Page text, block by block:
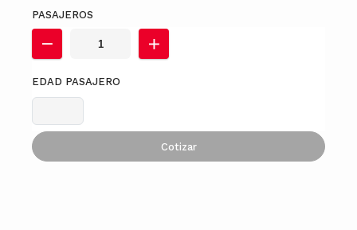
PASAJEROS
EDAD PASAJERO
Cotizar